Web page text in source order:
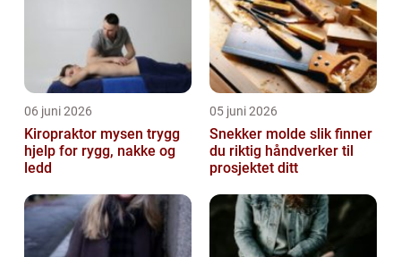
06 juni 2026
Kiropraktor mysen trygg
hjelp for rygg, nakke og
ledd
05 juni 2026
Snekker molde slik finner
du riktig håndverker til
prosjektet ditt